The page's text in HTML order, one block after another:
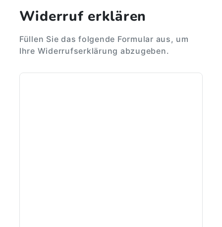
Widerruf erklären
Füllen Sie das folgende Formular aus, um
Ihre Widerrufserklärung abzugeben.